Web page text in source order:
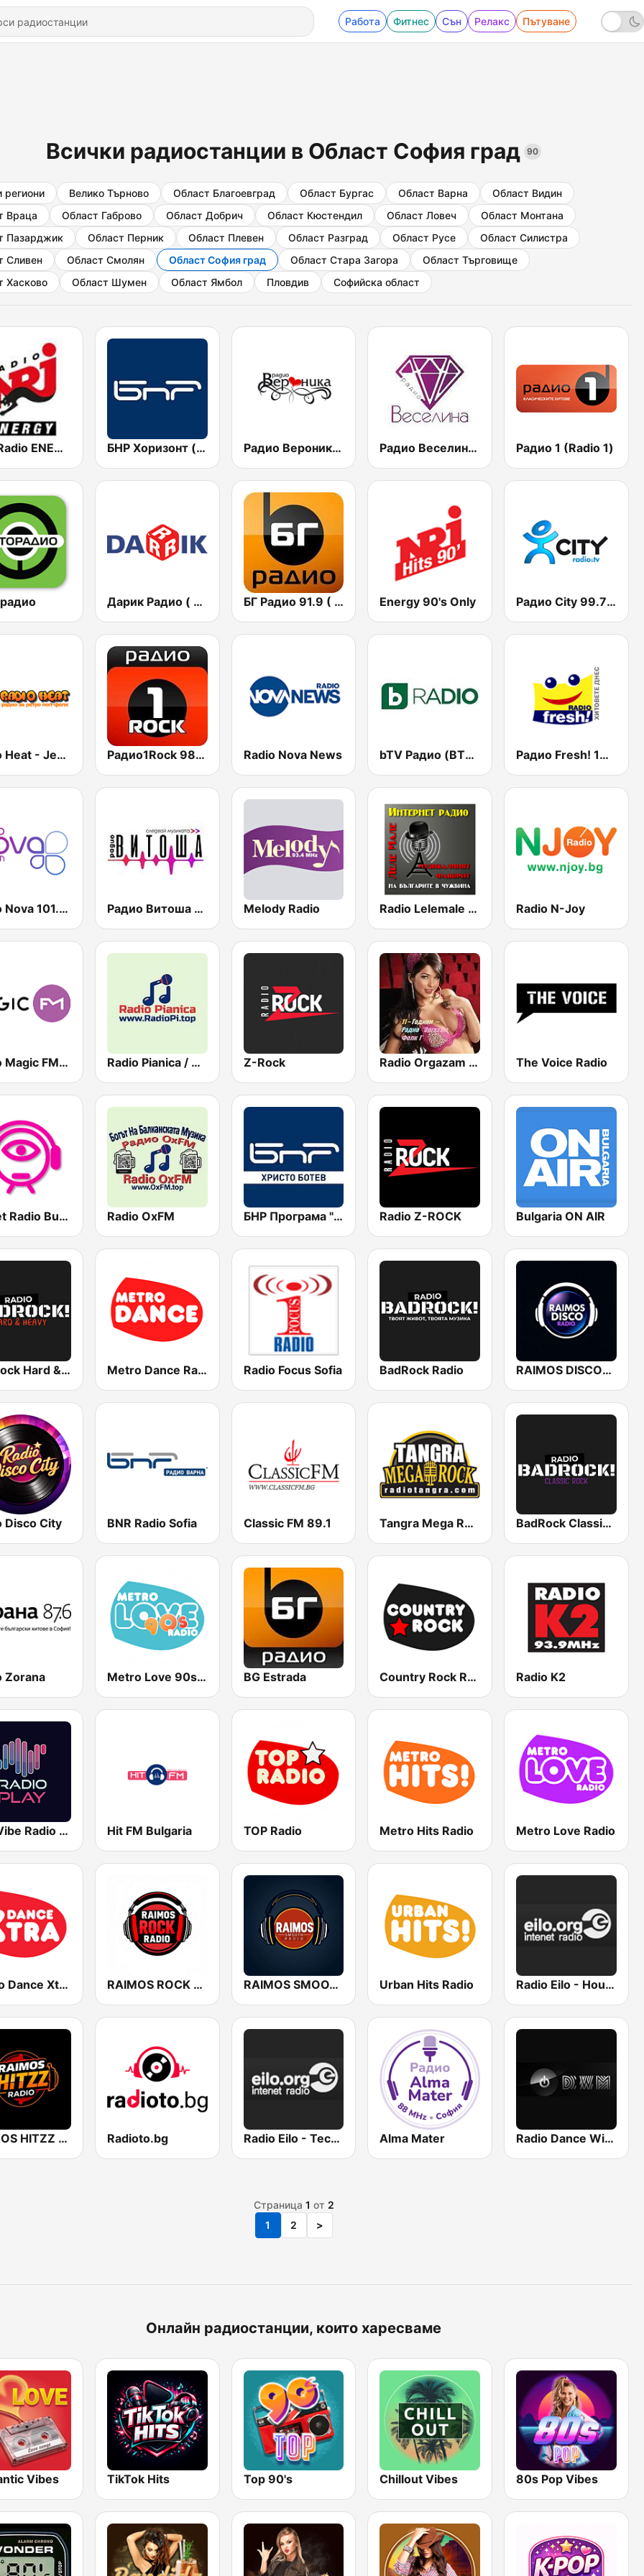
Работа Фитнес Сън Релакс Пътуване
Всички радиостанции в Област София град 90
региони Велико Търново Област Благоевград Област Бургас Област Варна
Област Видин
Враца
Област Габрово Област Добрич Област Кюстендил Област Ловеч
Област Монтана
Пазарджик
Област Перник Област Плевен Област Разград Област Русе
Област Силистра
Сливен
Област Смолян Област София град Област Стара Загора
Област Търговище
Хасково
Област Шумен Област Ямбол Пловдив Софийска област
NRJ Radio ENERGY БНР Хоризонт (BNR Horizont) Радио Вероника 96.7 (Radio Veronika) Радио Веселина 99.1 FM Радио 1 (Radio 1)
Дарик Радио ( Darik Radio ) БГ Радио 91.9 ( BG Radio ) Energy 90's Only Радио City 99.7 FM
Radio Heat - Jega Жега 1 Радио1Rock 98.3 FM ( Radio 1 Rock ) Radio Nova News bTV Радио (BTV Radio) Радио Fresh! 100.3 FM
Radio Nova 101.7 FM Радио Витоша 97.6 FM Melody Radio Radio Lelemale (Леле Мале) Radio N-Joy
Radio Magic FM 92.4 Radio Pianica / Радио Пияника Z-Rock Radio Orgazam BG The Voice Radio
Sweet Radio Bulgaria Radio OxFM БНР Програма "Христо Ботев" (BNR Botev) Radio Z-ROCK Bulgaria ON AIR
BadRock Hard & Heavy Metro Dance Radio Radio Focus Sofia BadRock Radio RAIMOS DISCORADIO
Disco City BNR Radio Sofia Classic FM 89.1 Tangra Mega Rock BadRock Classic Rock
Zorana Metro Love 90s Radio BG Estrada Country Rock Radio Radio K2
The Vibe Radio Play Hit FM Bulgaria TOP Radio Metro Hits Radio Metro Love Radio
Metro Dance Xtra Radio RAIMOS ROCK RADIO RAIMOS SMOOTH RADIO Urban Hits Radio Radio Eilo - House Radio
RAIMOS HITZZ RADIO Radioto.bg Radio Eilo - Techno Radio Alma Mater Radio Dance With Me
Страница 1 от 2
1
2 >
Онлайн радиостанции, които харесваме
Vibes TikTok Hits Top 90's Chillout Vibes 80s Pop Vibes